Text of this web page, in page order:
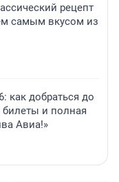
рецепт
самым вкусом из
добраться до
билеты и полная
Авиа!»